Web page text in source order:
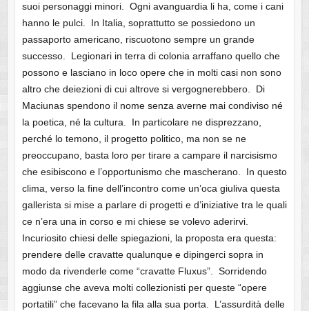
suoi personaggi minori. Ogni avanguardia li ha, come i cani
hanno le pulci. In Italia, soprattutto se possiedono un
passaporto americano, riscuotono sempre un grande
successo. Legionari in terra di colonia arraffano quello che
possono e lasciano in loco opere che in molti casi non sono
altro che deiezioni di cui altrove si vergognerebbero. Di
Maciunas spendono il nome senza averne mai condiviso né
la poetica, né la cultura. In particolare ne disprezzano,
perché lo temono, il progetto politico, ma non se ne
preoccupano, basta loro per tirare a campare il narcisismo
che esibiscono e l’opportunismo che mascherano. In questo
clima, verso la fine dell’incontro come un’oca giuliva questa
gallerista si mise a parlare di progetti e d’iniziative tra le quali
ce n’era una in corso e mi chiese se volevo aderirvi.
Incuriosito chiesi delle spiegazioni, la proposta era questa:
prendere delle cravatte qualunque e dipingerci sopra in
modo da rivenderle come “cravatte Fluxus”. Sorridendo
aggiunse che aveva molti collezionisti per queste “opere
portatili” che facevano la fila alla sua porta. L’assurdità delle